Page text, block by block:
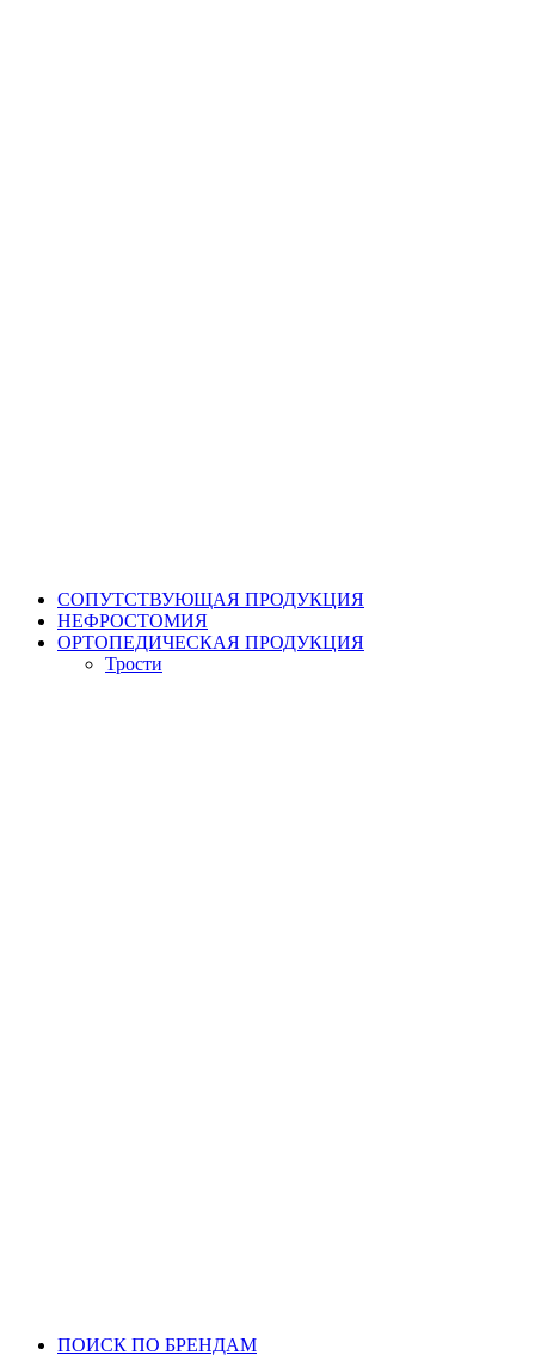
СОПУТСТВУЮЩАЯ ПРОДУКЦИЯ
НЕФРОСТОМИЯ
ОРТОПЕДИЧЕСКАЯ ПРОДУКЦИЯ
Трости
ПОИСК ПО БРЕНДАМ